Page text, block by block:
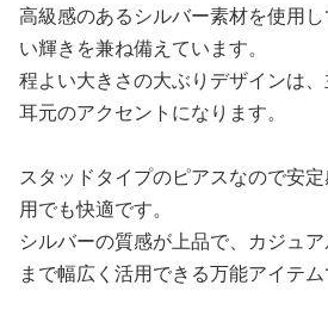
高級感のあるシルバー素材を使用
い輝きを兼ね備えています。
程よい大きさの大ぶりデザインは
耳元のアクセントになります。
スタッドタイプのピアスなので安
用でも快適です。
シルバーの質感が上品で、カジュ
まで幅広く活用できる万能アイテム